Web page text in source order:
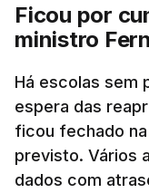
Ficou por
ministro
Há escolas sem
espera das
ficou fechado
previsto. Vários
dados com